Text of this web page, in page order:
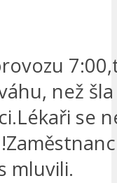
než
se
mluvili.